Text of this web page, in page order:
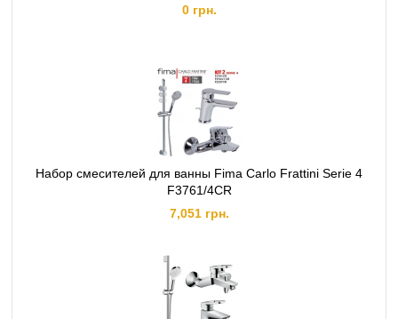
Смеситель для ванны, душевой гарнитур: настенный. Смеситель
Смеситель для умывальника: картридж.
смеситель для ванны: до 13 смеситель для умывальника: 5,7
0 грн.
Набор смесителей для ванны Fima Carlo Frattini Serie 4
F3761/4CR
7,051 грн.